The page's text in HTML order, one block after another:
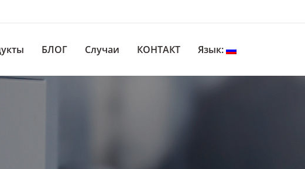
БЛОГ Случаи КОНТАКТ Язык: